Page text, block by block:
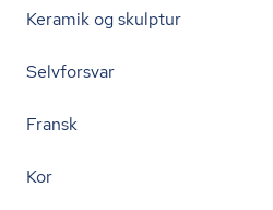
Keramik og skulptur
Selvforsvar
Fransk
Kor